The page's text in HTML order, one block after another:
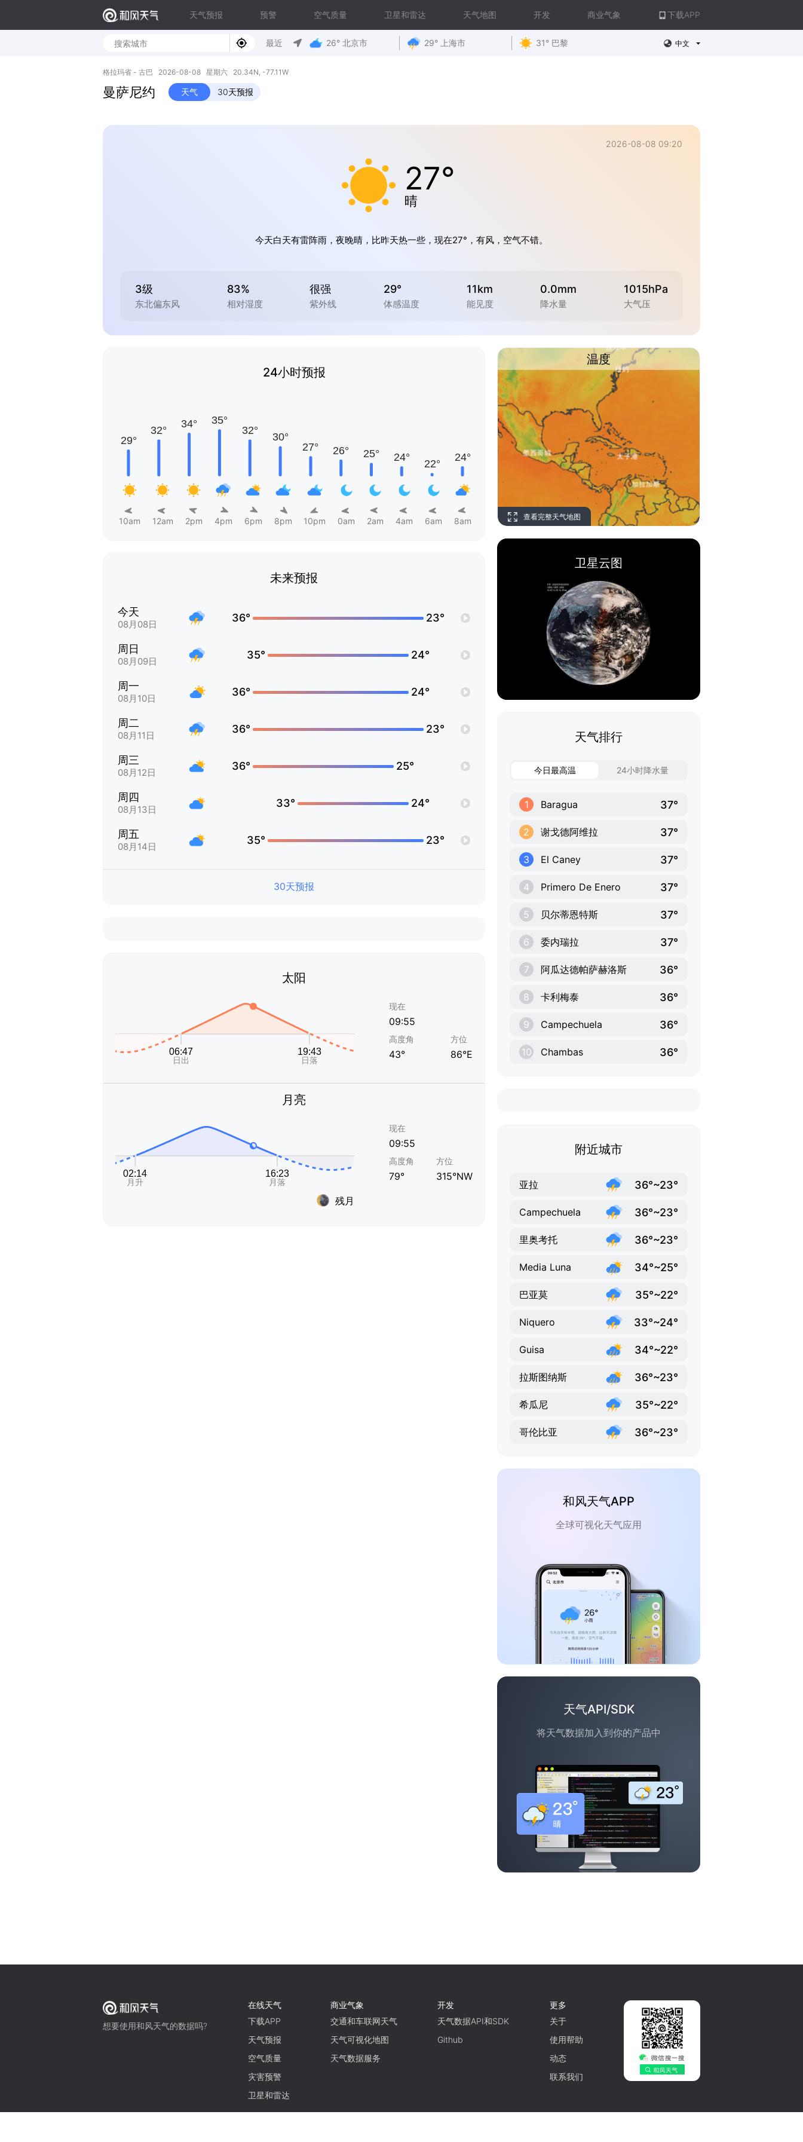
天气预报 预警 空气质量 卫星和雷达 天气地图 开发 商业气象 下载APP
最近 26° 北京市 29° 上海市 31° 巴黎 中文
格拉玛省 - 古巴 2026-08-08 星期六 20.34N, -77.11W
曼萨尼约 天气 30天预报
2026-08-08 09:20
27°
晴
今天白天有雷阵雨，夜晚晴，比昨天热一些，现在27°，有风，空气不错。
3级
东北偏东风
83%
相对湿度
很强
紫外线
29°
体感温度
11km
能见度
0.0mm
降水量
1015hPa
大气压
24小时预报
10am 12am 2pm 4pm 6pm 8pm 10pm 0am 2am 4am 6am 8am
未来预报
今天
08月08日
36° 23°
周日
08月09日
35° 24°
周一
08月10日
36° 24°
周二
08月11日
36° 23°
周三
08月12日
36° 25°
周四
08月13日
33° 24°
周五
08月14日
35° 23°
30天预报
太阳
现在
09:55
高度角
43°
方位
86°E
月亮
残月
现在
09:55
高度角
79°
方位
315°NW
温度
查看完整天气地图
卫星云图
天气排行
今日最高温 24小时降水量
1 Baragua 37°
2 谢戈德阿维拉 37°
3 El Caney 37°
4 Primero De Enero 37°
5 贝尔蒂恩特斯 37°
6 委内瑞拉 37°
7 阿瓜达德帕萨赫洛斯 36°
8 卡利梅泰 36°
9 Campechuela 36°
10 Chambas 36°
附近城市
亚拉 36°~23°
Campechuela 36°~23°
里奥考托 36°~23°
Media Luna 34°~25°
巴亚莫 35°~22°
Niquero 33°~24°
Guisa 34°~22°
拉斯图纳斯 36°~23°
希瓜尼 35°~22°
哥伦比亚 36°~23°
和风天气APP
全球可视化天气应用
天气API/SDK
将天气数据加入到你的产品中
想要使用和风天气的数据吗?
在线天气
下载APP
天气预报
空气质量
灾害预警
卫星和雷达
商业气象
交通和车联网天气
天气可视化地图
天气数据服务
开发
天气数据API和SDK
Github
更多
关于
使用帮助
动态
联系我们